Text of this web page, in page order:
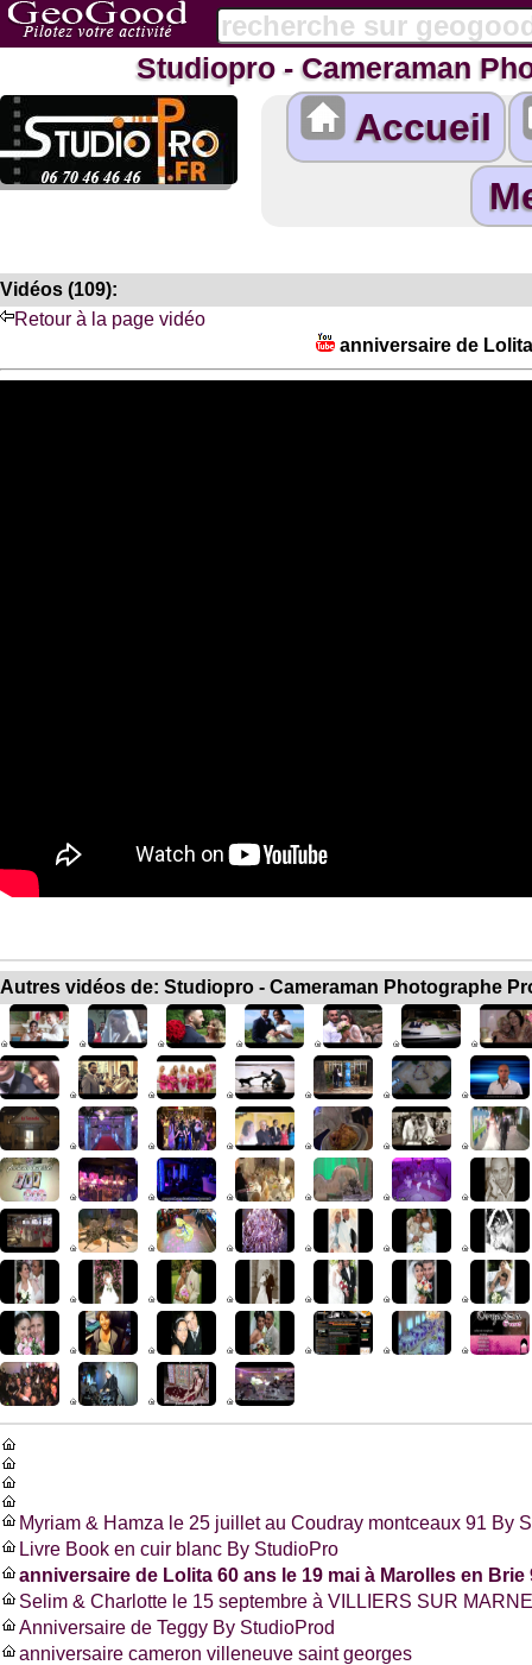
Studiopro - Cameraman
Accueil
Vidéos (109):
Retour à la page vidéo
anniversaire de
Autres vidéos de: Studiopro - Cameraman Photographe
Myriam & Hamza le 25 juillet au Coudray montceaux 91 By
Livre Book en cuir blanc By StudioPro
anniversaire de Lolita 60 ans le 19 mai à Marolles en Brie
Selim & Charlotte le 15 septembre à VILLIERS SUR
Anniversaire de Teggy By StudioProd
anniversaire cameron villeneuve saint georges